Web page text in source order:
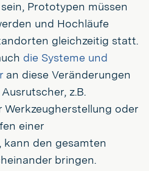
Prototypen müssen
und Hochläufe
gleichzeitig statt.
die Systeme und
an diese Veränderungen
z.B.
Werkzeugherstellung oder
einer
kann den gesamten
bringen.